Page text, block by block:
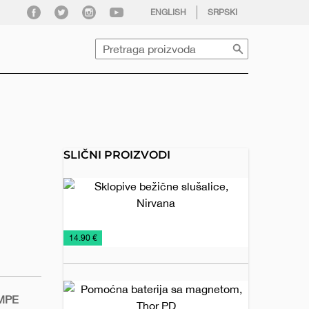
ENGLISH SRPSKI
facebook
twitter instagramyoutube
Pretraga
SLIČNI PROIZVODI
Audio
uređaji
Tehnička
oprema
Tehnologija
14.90 €